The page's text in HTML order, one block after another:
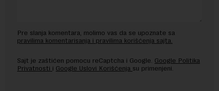
Pre slanja komentara, molimo vas da se upoznate sa
pravilima komentarisanja i pravilima korišćenja sajta.
Sajt je zaštićen pomocu reCaptcha i Google. Google Politika
Privatnosti i Google Uslovi Korišćenja su primenjeni.